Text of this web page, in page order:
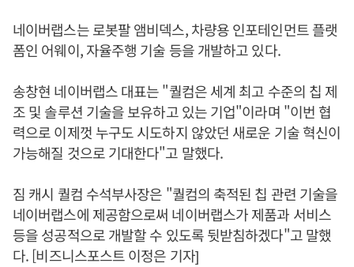
네이버랩스는 로봇팔 앰비덱스, 차량용 인포테인먼트 플랫
폼인 어웨이, 자율주행 기술 등을 개발하고 있다.
송창현 네이버랩스 대표는 "퀄컴은 세계 최고 수준의 칩 제
조 및 솔루션 기술을 보유하고 있는 기업"이라며 "이번 협
력으로 이제껏 누구도 시도하지 않았던 새로운 기술 혁신이
가능해질 것으로 기대한다"고 말했다.
짐 캐시 퀄컴 수석부사장은 "퀄컴의 축적된 칩 관련 기술을
네이버랩스에 제공함으로써 네이버랩스가 제품과 서비스
등을 성공적으로 개발할 수 있도록 뒷받침하겠다"고 말했
다. [비즈니스포스트 이정은 기자]